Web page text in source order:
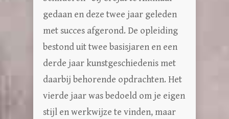
gedaan en deze twee jaar geleden
met succes afgerond. De opleiding
bestond uit twee basisjaren en een
derde jaar kunstgeschiedenis met
daarbij behorende opdrachten. Het
vierde jaar was bedoeld om je eigen
stijl en werkwijze te vinden, maar